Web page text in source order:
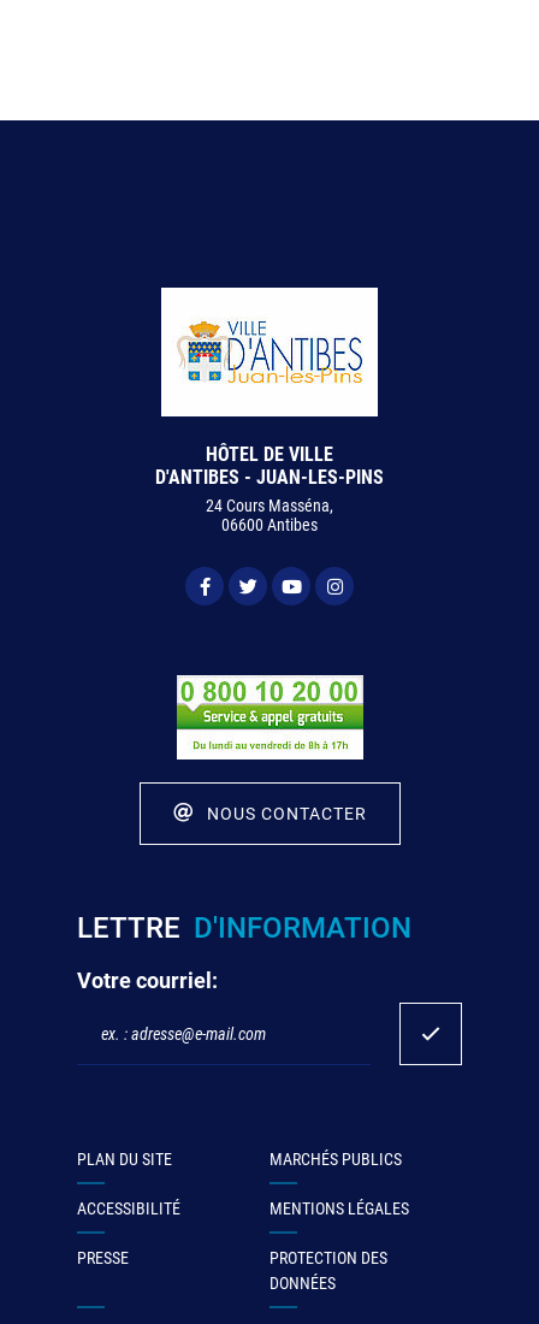
HÔTEL DE VILLE
D'ANTIBES - JUAN-LES-PINS
24 Cours Masséna,
06600 Antibes
NOUS CONTACTER
LETTRE D'INFORMATION
Votre courriel:
PLAN DU SITE MARCHÉS PUBLICS
ACCESSIBILITÉ MENTIONS LÉGALES
PRESSE
PROTECTION DES
DONNÉES